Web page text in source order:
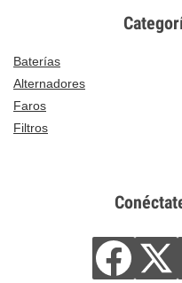
Baterías
Alternadores
Faros
Filtros